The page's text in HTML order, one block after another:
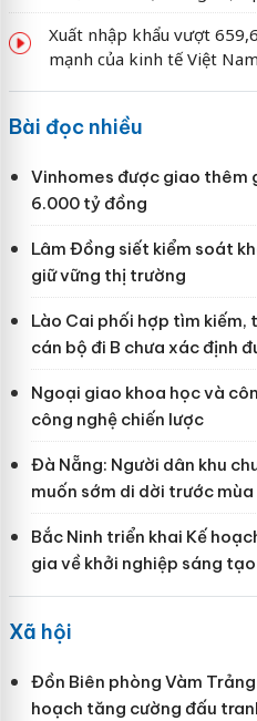
Xuất nhập khẩu vượt
mạnh của kinh tế Việt Nam
Bài đọc nhiều
Vinhomes được giao thêm
6.000 tỷ đồng
Lâm Đồng siết kiểm soát
giữ vững thị trường
Lào Cai phối hợp tìm kiếm,
cán bộ đi B chưa xác định
Ngoại giao khoa học và
công nghệ chiến lược
Đà Nẵng: Người dân khu
muốn sớm di dời trước
Bắc Ninh triển khai Kế
gia về khởi nghiệp sáng tạo
Xã hội
Đồn Biên phòng Vàm
hoạch tăng cường đấu